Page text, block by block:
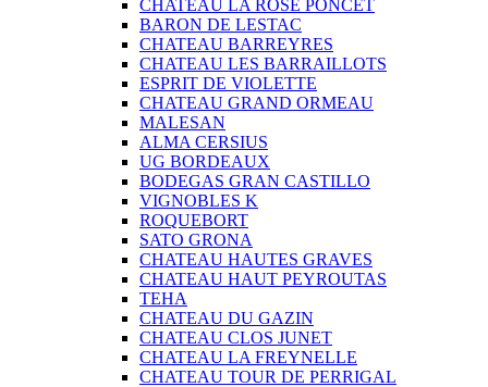
CHATEAU LA ROSE PONCET
BARON DE LESTAC
CHATEAU BARREYRES
CHATEAU LES BARRAILLOTS
ESPRIT DE VIOLETTE
CHATEAU GRAND ORMEAU
MALESAN
ALMA CERSIUS
UG BORDEAUX
BODEGAS GRAN CASTILLO
VIGNOBLES K
ROQUEBORT
SATO GRONA
CHATEAU HAUTES GRAVES
CHATEAU HAUT PEYROUTAS
TEHA
CHATEAU DU GAZIN
CHATEAU CLOS JUNET
CHATEAU LA FREYNELLE
CHATEAU TOUR DE PERRIGAL